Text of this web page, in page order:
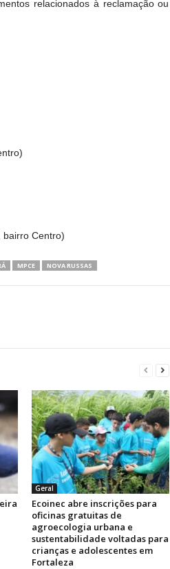
relacionados à reclamação ou
bairro Centro)
MPCE NOVA RUSSAS
Geral
Ecoinec abre inscrições para
oficinas gratuitas de
agroecologia urbana e
sustentabilidade voltadas para
crianças e adolescentes em
Fortaleza